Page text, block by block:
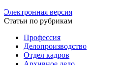
Электронная версия
Статьи по рубрикам
Профессия
Делопроизводство
Отдел кадров